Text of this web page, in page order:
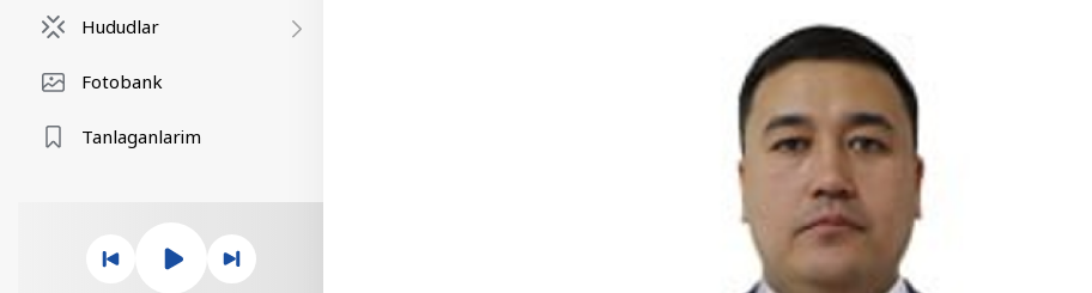
Hududlar
Fotobank
Tanlaganlarim